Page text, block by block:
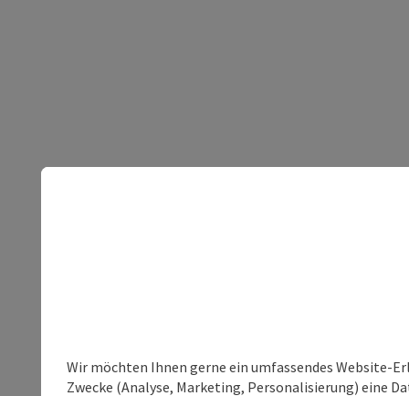
Wir möchten Ihnen gerne ein umfassendes Website-
Zwecke (Analyse, Marketing, Personalisierung) eine